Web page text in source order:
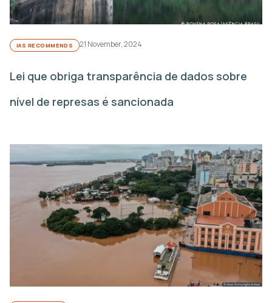
IAS RECOMMENDS 21 November, 2024
Lei que obriga transparência de dados sobre
nível de represas é sancionada